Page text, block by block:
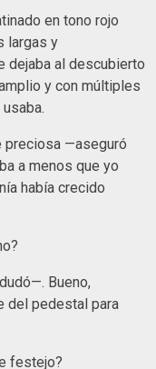
en tono rojo
largas y
dejaba al descubierto
y con múltiples
preciosa —aseguró
a menos que yo
había crecido
Bueno,
del pedestal para
festejo?